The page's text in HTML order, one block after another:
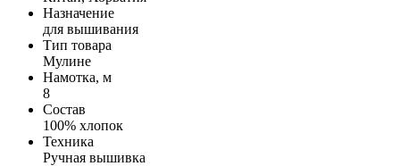
Назначение
для вышивания
Тип товара
Мулине
Намотка, м
8
Состав
100% хлопок
Техника
Ручная вышивка